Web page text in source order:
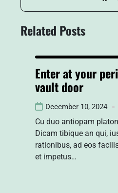
Related Posts
Enter at your
vault door
December 10, 2024
Cu duo antiopam
Dicam tibique an qui,
rationibus, ad eos
et impetus…